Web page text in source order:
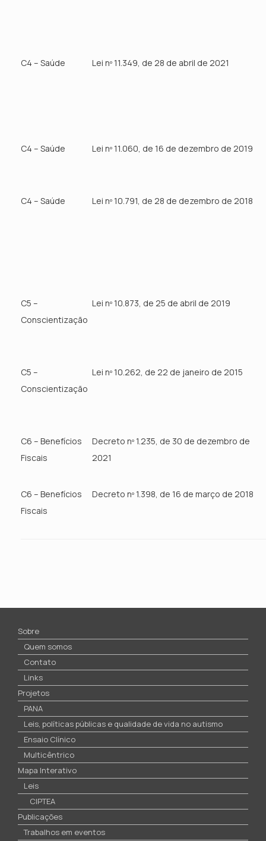
C4 – Saúde Lei nº 11.349, de 28 de abril de 2021
C4 – Saúde Lei nº 11.060, de 16 de dezembro de 2019
C4 – Saúde Lei nº 10.791, de 28 de dezembro de 2018
C5 –
Conscientização
Lei nº 10.873, de 25 de abril de 2019
C5 –
Conscientização
Lei nº 10.262, de 22 de janeiro de 2015
C6 – Benefícios
Fiscais
Decreto nº 1.235, de 30 de dezembro de
2021
C6 – Benefícios
Fiscais
Decreto nº 1.398, de 16 de março de 2018
Sobre
Quem somos
Contato
Links
Projetos
PANA
Leis, políticas públicas e qualidade de vida no autismo
Ensaio Clínico
Multicêntrico
Mapa Interativo
Leis
CIPTEA
Publicações
Trabalhos em eventos